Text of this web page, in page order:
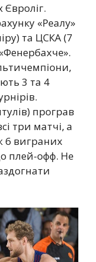
«Реалу»
та ЦСКА (7
3 та 4
програв
три матчі, а
6 виграних
плей-офф. Не